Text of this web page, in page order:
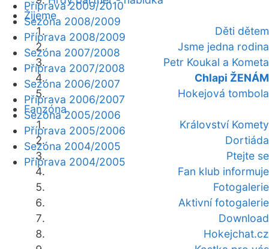
Žijeme
Děti dětem
Jsme jedna rodina
Petr Koukal a Kometa
Chlapi ŽENÁM
Hokejová tombola
Fanzóna
Království Komety
Dortiáda
Ptejte se
Fan klub informuje
Fotogalerie
Aktivní fotogalerie
Download
Hokejchat.cz
Příprava 2009/2010
Sezóna 2008/2009
Příprava 2008/2009
Sezóna 2007/2008
Příprava 2007/2008
Sezóna 2006/2007
Příprava 2006/2007
Sezóna 2005/2006
Příprava 2005/2006
Sezóna 2004/2005
Příprava 2004/2005